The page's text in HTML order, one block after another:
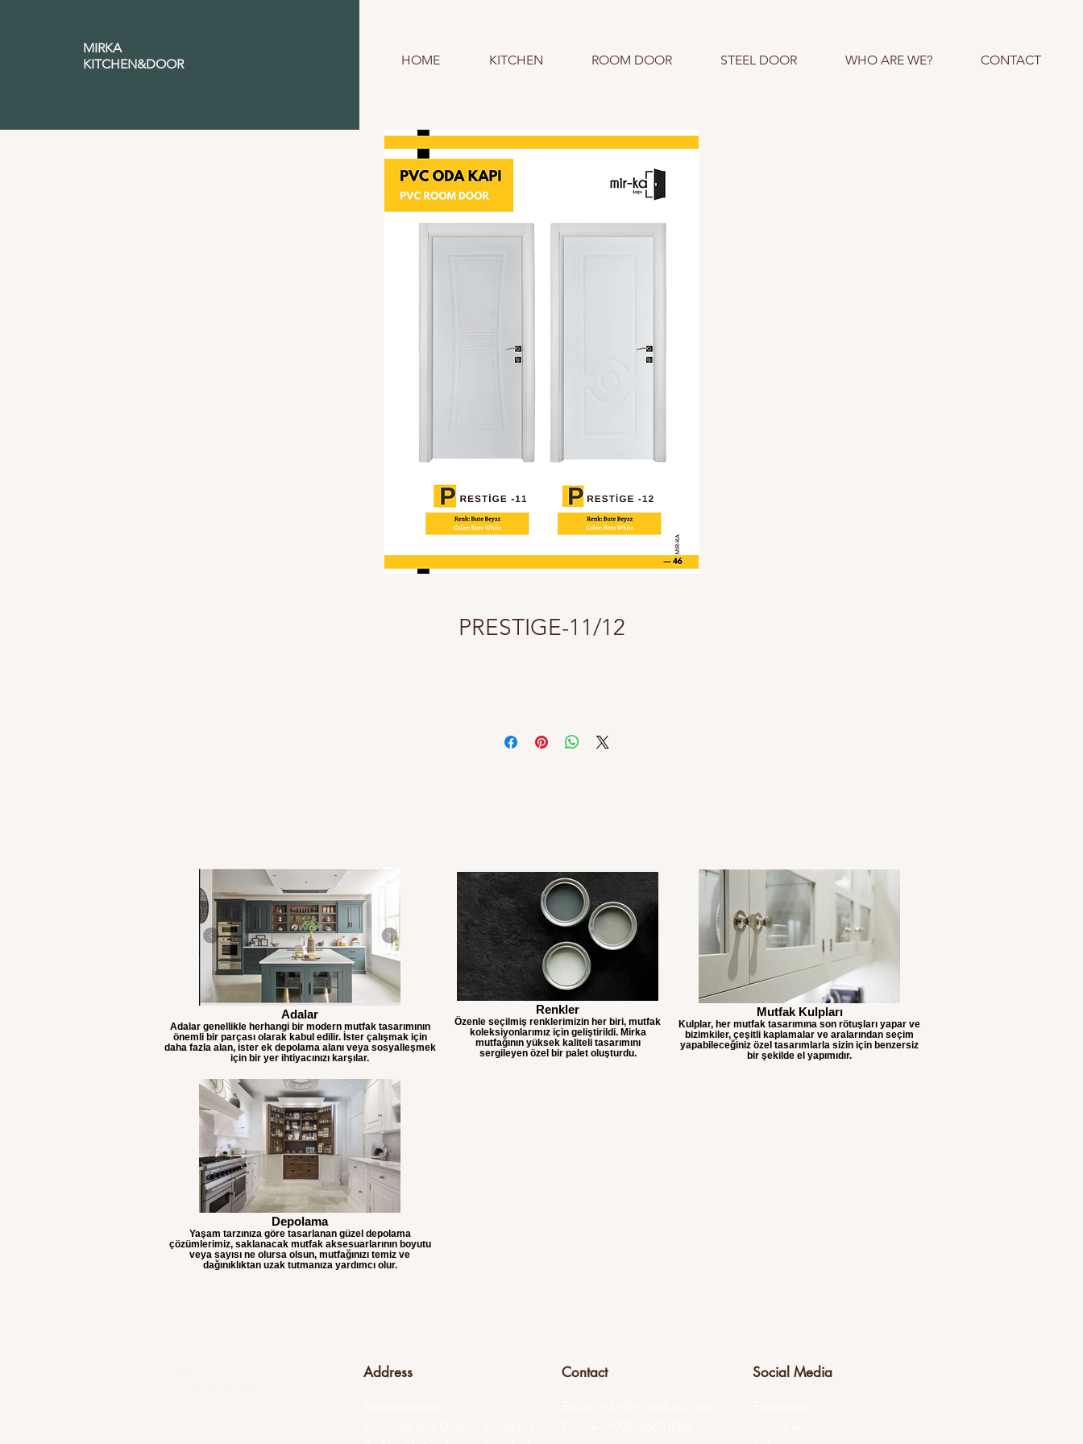
MIRKA
KITCHEN&DOOR
HOME KITCHEN ROOM DOOR STEEL DOOR WHO ARE WE? CONTACT
PRESTIGE-11/12
Adalar
Adalar genellikle herhangi bir modern mutfak tasarımının
önemli bir parçası olarak kabul edilir. İster çalışmak için
daha fazla alan, ister ek depolama alanı veya sosyalleşmek
için bir yer ihtiyacınızı karşılar.
Renkler
Özenle seçilmiş renklerimizin her biri, mutfak
koleksiyonlarımız için geliştirildi. Mirka
mutfağının yüksek kaliteli tasarımını
sergileyen özel bir palet oluşturdu.
Mutfak Kulpları
Kulplar, her mutfak tasarımına son rötuşları yapar ve
bizimkiler, çeşitli kaplamalar ve aralarından seçim
yapabileceğiniz özel tasarımlarla sizin için benzersiz
bir şekilde el yapımıdır.
Depolama
Yaşam tarzınıza göre tasarlanan güzel depolama
çözümlerimiz, saklanacak mutfak aksesuarlarının boyutu
veya sayısı ne olursa olsun, mutfağınızı temiz ve
dağınıklıktan uzak tutmanıza yardımcı olur.
Address Contact Social Media